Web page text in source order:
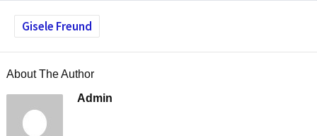
Gisele Freund
About The Author
Admin